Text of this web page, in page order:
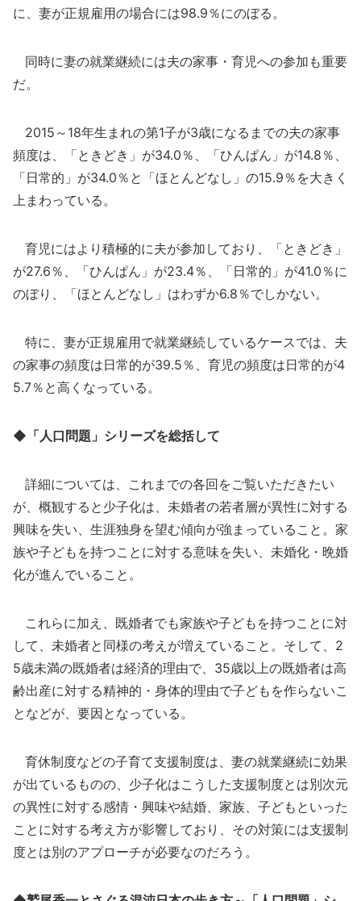
に、妻が正規雇用の場合には98.9％にのぼる。
同時に妻の就業継続には夫の家事・育児への参加も重要
だ。
2015～18年生まれの第1子が3歳になるまでの夫の家事
頻度は、「ときどき」が34.0％、「ひんぱん」が14.8％、
「日常的」が34.0％と「ほとんどなし」の15.9％を大きく
上まわっている。
育児にはより積極的に夫が参加しており、「ときどき」
が27.6％、「ひんぱん」が23.4％、「日常的」が41.0％に
のぼり、「ほとんどなし」はわずか6.8％でしかない。
特に、妻が正規雇用で就業継続しているケースでは、夫
の家事の頻度は日常的が39.5％、育児の頻度は日常的が4
5.7％と高くなっている。
◆「人口問題」シリーズを総括して
詳細については、これまでの各回をご覧いただきたい
が、概観すると少子化は、未婚者の若者層が異性に対する
興味を失い、生涯独身を望む傾向が強まっていること。家
族や子どもを持つことに対する意味を失い、未婚化・晩婚
化が進んでいること。
これらに加え、既婚者でも家族や子どもを持つことに対
して、未婚者と同様の考えが増えていること。そして、2
5歳未満の既婚者は経済的理由で、35歳以上の既婚者は高
齢出産に対する精神的・身体的理由で子どもを作らないこ
となどが、要因となっている。
育休制度などの子育て支援制度は、妻の就業継続に効果
が出ているものの、少子化はこうした支援制度とは別次元
の異性に対する感情・興味や結婚、家族、子どもといった
ことに対する考え方が影響しており、その対策には支援制
度とは別のアプローチが必要なのだろう。